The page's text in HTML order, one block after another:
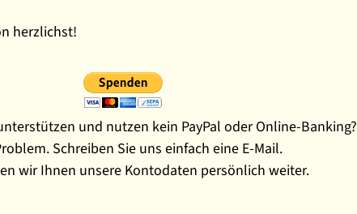
herzlichst!
und nutzen kein PayPal oder Online-Banking?
Schreiben Sie uns einfach eine E-Mail.
wir Ihnen unsere Kontodaten persönlich weiter.